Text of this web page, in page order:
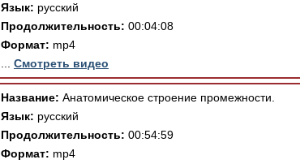
Язык: русский
Продолжительность: 00:04:08
Формат: mp4
Смотреть видео
Название: Анатомическое строение промежности.
Язык: русский
Продолжительность: 00:54:59
Формат: mp4